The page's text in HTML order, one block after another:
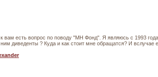
вам есть вопрос по поводу "МН Фонд". Я являюсь с 1993
диведенты ? Куда и как стоит мне обращатся? И вслучае